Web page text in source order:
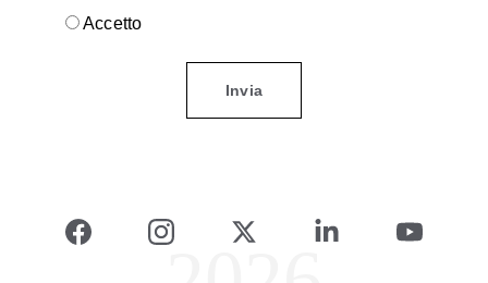
Accetto
Invia